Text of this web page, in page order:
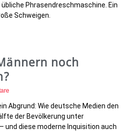
Phrasendreschmaschine. Ein
Schweigen.
noch
Abgrund: Wie deutsche Medien den
der Bevölkerung unter
und diese moderne Inquisition auch